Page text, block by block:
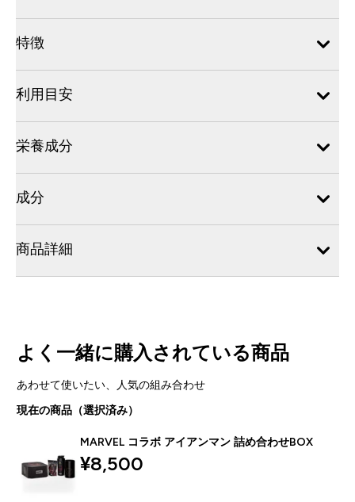
特徴
利用目安
栄養成分
成分
商品詳細
よく一緒に購入されている商品
あわせて使いたい、人気の組み合わせ
現在の商品（選択済み）
MARVEL コラボ アイアンマン 詰め合わせBOX
¥8,500‎